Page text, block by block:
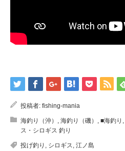
投稿者: fishing-mania
海釣り（沖） , 海釣り（磯） , ■海釣り ,
ス・シロギス 釣り
投げ釣り , シロギス, 江ノ島